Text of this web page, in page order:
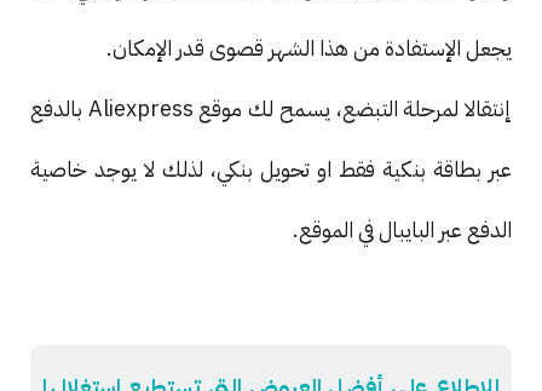
يجعل الإستفادة من هذا الشهر قصوى قدر الإمكان.
إنتقالا لمرحلة التبضع، يسمح لك موقع Aliexpress بالدفع
عبر بطاقة بنكية فقط او تحويل بنكي، لذلك لا يوجد خاصية
الدفع عبر البايبال في الموقع.